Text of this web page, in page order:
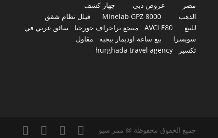
مصر
عروض دبي
جهاز كشف
الذهب
Minelab GPZ 8000
فيلل نظام شقق
للبيع
AVCI E80 منتجع براجراف جورجيا
سائق عربي في
سويسرا
بيع ساعة اوديمار بيجيه
مقاول
تكسير
hurghada travel agency
جميع الحقوق محفوظة @ ممر سيو